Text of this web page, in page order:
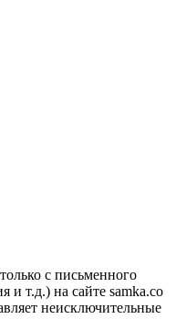
с письменного
и т.д.) на сайте samka.co
неисключительные